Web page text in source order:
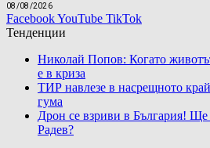
08/08/2026
FacebookYouTube TikTok
Тенденции
Николай Попов: Когато
е в криза
ТИР навлезе в насрещното
гума
Дрон се взриви в България! Ще
Радев?